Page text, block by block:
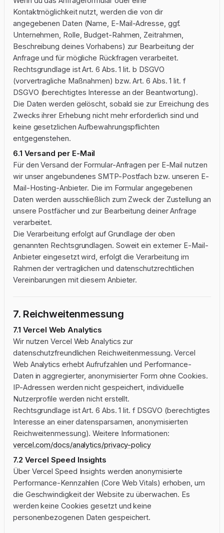
Kontaktmöglichkeit nutzt, werden die von dir
angegebenen Daten (Name, E-Mail-Adresse, ggf.
Unternehmen, Rolle, Budget-Rahmen, Zeitrahmen,
Beschreibung deines Vorhabens) zur Bearbeitung der
Anfrage und für mögliche Rückfragen verarbeitet.
Rechtsgrundlage ist Art. 6 Abs. 1 lit. b DSGVO
(vorvertragliche Maßnahmen) bzw. Art. 6 Abs. 1 lit. f
DSGVO (berechtigtes Interesse an der Beantwortung).
Die Daten werden gelöscht, sobald sie zur Erreichung des
Zwecks ihrer Erhebung nicht mehr erforderlich sind und
keine gesetzlichen Aufbewahrungspflichten
entgegenstehen.
6.1 Versand per E-Mail
Für den Versand der Formular-Anfragen per E-Mail nutzen
wir unser angebundenes SMTP-Postfach bzw. unseren E-
Mail-Hosting-Anbieter. Die im Formular angegebenen
Daten werden ausschließlich zum Zweck der Zustellung an
unsere Postfächer und zur Bearbeitung deiner Anfrage
verarbeitet.
Die Verarbeitung erfolgt auf Grundlage der oben
genannten Rechtsgrundlagen. Soweit ein externer E-Mail-
Anbieter eingesetzt wird, erfolgt die Verarbeitung im
Rahmen der vertraglichen und datenschutzrechtlichen
Vereinbarungen mit diesem Anbieter.
7. Reichweitenmessung
7.1 Vercel Web Analytics
Wir nutzen Vercel Web Analytics zur
datenschutzfreundlichen Reichweitenmessung. Vercel
Web Analytics erhebt Aufrufzahlen und Performance-
Daten in aggregierter, anonymisierter Form ohne Cookies.
IP-Adressen werden nicht gespeichert, individuelle
Nutzerprofile werden nicht erstellt.
Rechtsgrundlage ist Art. 6 Abs. 1 lit. f DSGVO (berechtigtes
Interesse an einer datensparsamen, anonymisierten
Reichweitenmessung). Weitere Informationen:
vercel.com/docs/analytics/privacy-policy
7.2 Vercel Speed Insights
Über Vercel Speed Insights werden anonymisierte
Performance-Kennzahlen (Core Web Vitals) erhoben, um
die Geschwindigkeit der Website zu überwachen. Es
werden keine Cookies gesetzt und keine
personenbezogenen Daten gespeichert.